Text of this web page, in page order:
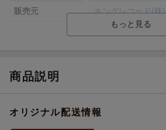
販売元 キングレコード(株)
商品説明
オリジナル配送情報